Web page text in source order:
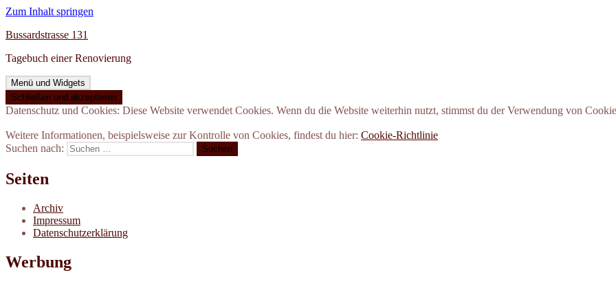
Zum Inhalt springen
Bussardstrasse 131
Tagebuch einer Renovierung
Menü und Widgets
Datenschutz und Cookies: Diese Website verwendet Cookies. Wenn du die Website weiterhin nutzt, stimmst du der Verwendung von
Weitere Informationen, beispielsweise zur Kontrolle von Cookies, findest du hier: Cookie-Richtlinie
Suchen nach:
Seiten
Archiv
Impressum
Datenschutzerklärung
Werbung